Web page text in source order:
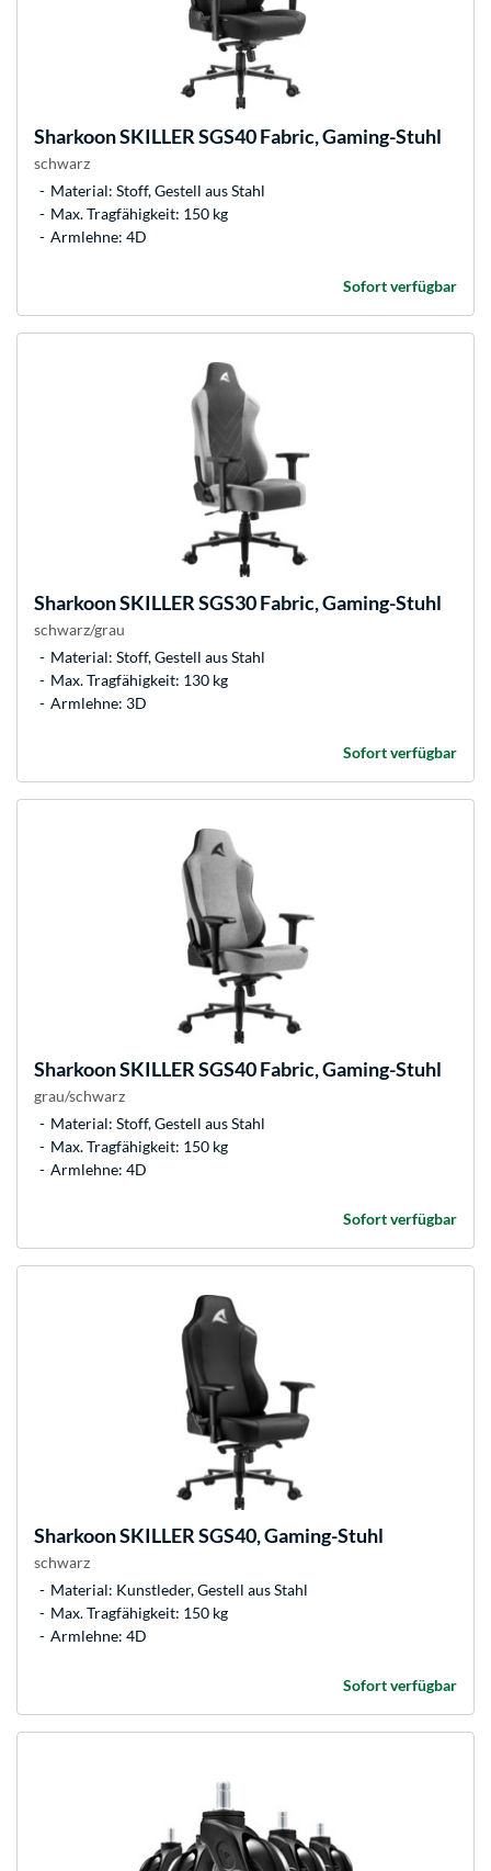
SharkoonSKILLER SGS40 Fabric, Gaming-Stuhl
schwarz
Material: Stoff, Gestell aus Stahl
Max. Tragfähigkeit: 150 kg
Armlehne: 4D
Sofort verfügbar
SharkoonSKILLER SGS30 Fabric, Gaming-Stuhl
schwarz/grau
Material: Stoff, Gestell aus Stahl
Max. Tragfähigkeit: 130 kg
Armlehne: 3D
Sofort verfügbar
SharkoonSKILLER SGS40 Fabric, Gaming-Stuhl
grau/schwarz
Material: Stoff, Gestell aus Stahl
Max. Tragfähigkeit: 150 kg
Armlehne: 4D
Sofort verfügbar
SharkoonSKILLER SGS40, Gaming-Stuhl
schwarz
Material: Kunstleder, Gestell aus Stahl
Max. Tragfähigkeit: 150 kg
Armlehne: 4D
Sofort verfügbar